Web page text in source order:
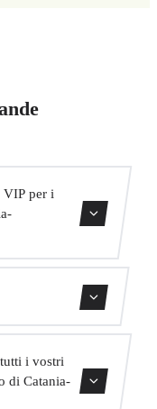
VIP per i
e S-Class per
il processo
al momento
i vostri
di Catania-